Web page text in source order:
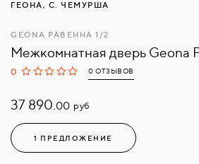
ГЕОНА, С. ЧЕМУРША
GEONA РАВЕННА 1/2
Межкомнатная дверь
0 0 ОТЗЫВОВ
37 890.00 руб
1 ПРЕДЛОЖЕНИЕ